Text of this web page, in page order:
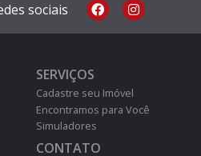
sociais
SERVIÇOS
Cadastre seu Imóvel
Encontramos para Você
Simuladores
CONTATO